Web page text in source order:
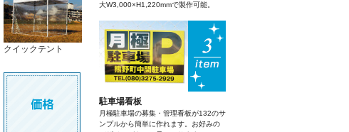
クイックテント
大W3,000×H1,220mmで製作可能。
駐車場看板
月極駐車場の募集・管理看板が132のサ
ンプルから簡単に作れます。お好みの